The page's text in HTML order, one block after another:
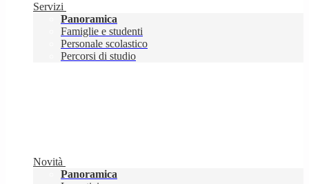
Servizi
Panoramica
Famiglie e studenti
Personale scolastico
Percorsi di studio
Novità
Panoramica